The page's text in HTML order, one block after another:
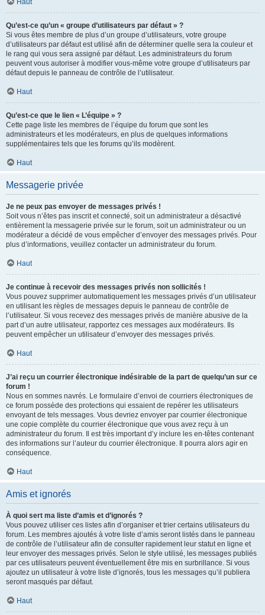
Haut
Qu’est-ce qu’un « groupe d’utilisateurs par défaut » ?
Si vous êtes membre de plus d’un groupe d’utilisateurs, votre groupe
d’utilisateurs par défaut est utilisé afin de déterminer quelle sera la couleur et
le rang qui vous sera assigné par défaut. Les administrateurs du forum
peuvent vous autoriser à modifier vous-même votre groupe d’utilisateurs par
défaut depuis le panneau de contrôle de l’utilisateur.
Haut
Qu’est-ce que le lien « L’équipe » ?
Cette page liste les membres de l’équipe du forum que sont les
administrateurs et les modérateurs, en plus de quelques informations
supplémentaires tels que les forums qu’ils modèrent.
Haut
Messagerie privée
Je ne peux pas envoyer de messages privés !
Soit vous n’êtes pas inscrit et connecté, soit un administrateur a désactivé
entièrement la messagerie privée sur le forum, soit un administrateur ou un
modérateur a décidé de vous empêcher d’envoyer des messages privés. Pour
plus d’informations, veuillez contacter un administrateur du forum.
Haut
Je continue à recevoir des messages privés non sollicités !
Vous pouvez supprimer automatiquement les messages privés d’un utilisateur
en utilisant les règles de messages depuis le panneau de contrôle de
l’utilisateur. Si vous recevez des messages privés de manière abusive de la
part d’un autre utilisateur, rapportez ces messages aux modérateurs. Ils
peuvent empêcher un utilisateur d’envoyer des messages privés.
Haut
J’ai reçu un courrier électronique indésirable de la part de quelqu’un sur ce
forum !
Nous en sommes navrés. Le formulaire d’envoi de courriers électroniques de
ce forum possède des protections qui essaient de repérer les utilisateurs
envoyant de tels messages. Vous devriez envoyer par courrier électronique
une copie complète du courrier électronique que vous avez reçu à un
administrateur du forum. Il est très important d’y inclure les en-têtes contenant
des informations sur l’auteur du courrier électronique. Il pourra alors agir en
conséquence.
Haut
Amis et ignorés
À quoi sert ma liste d’amis et d’ignorés ?
Vous pouvez utiliser ces listes afin d’organiser et trier certains utilisateurs du
forum. Les membres ajoutés à votre liste d’amis seront listés dans le panneau
de contrôle de l’utilisateur afin de consulter rapidement leur statut en ligne et
leur envoyer des messages privés. Selon le style utilisé, les messages publiés
par ces utilisateurs peuvent éventuellement être mis en surbrillance. Si vous
ajoutez un utilisateur à votre liste d’ignorés, tous les messages qu’il publiera
seront masqués par défaut.
Haut